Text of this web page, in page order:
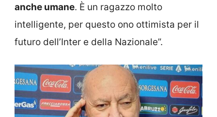
anche umane. È un ragazzo molto
intelligente, per questo ono ottimista per il
futuro dell’Inter e della Nazionale”.